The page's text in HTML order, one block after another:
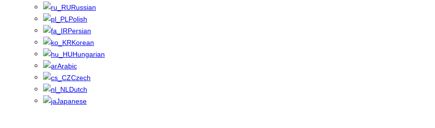
Russian
Polish
Persian
Korean
Hungarian
Arabic
Czech
Dutch
Japanese